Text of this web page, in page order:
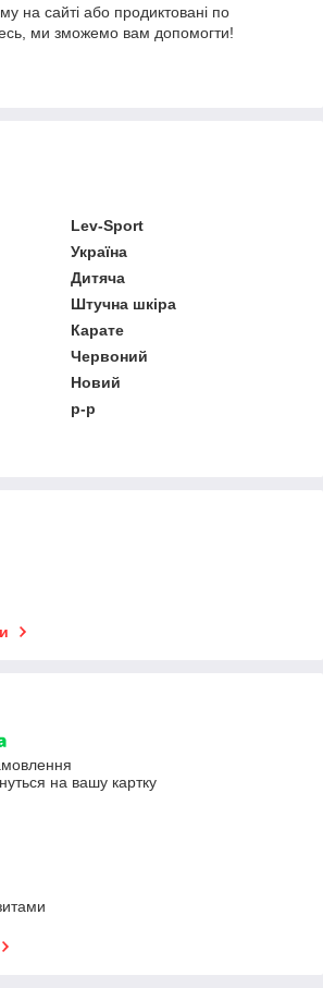
на сайті або продиктовані по
ми зможемо вам допомогти!
Lev-Sport
Україна
Дитяча
Штучна шкіра
Карате
Червоний
Новий
р-р
на вашу картку